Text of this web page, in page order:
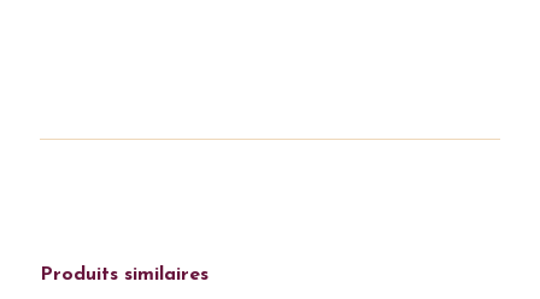
Produits similaires